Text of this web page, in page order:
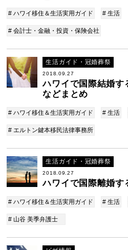
# ハワイ移住＆生活実用ガイド # 生活
# 会計士・金融・投資・保険会社
生活ガイド・冠婚葬祭
2018.09.27
ハワイで国際結婚す
などまとめ
# ハワイ移住＆生活実用ガイド # 生活
# エルトン鍵本移民法律事務所
生活ガイド・冠婚葬祭
2018.09.27
ハワイで国際離婚
# ハワイ移住＆生活実用ガイド # 生活
# 山谷 美季弁護士